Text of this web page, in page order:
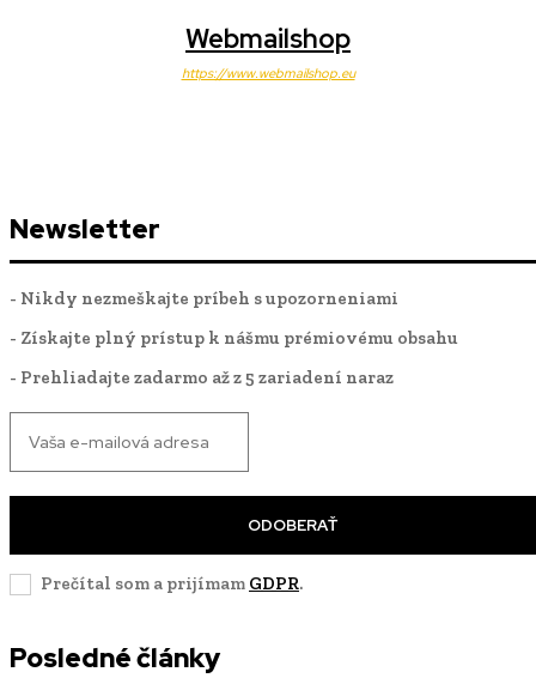
Webmailshop
https://www.webmailshop.eu
Newsletter
- Nikdy nezmeškajte príbeh s upozorneniami
- Získajte plný prístup k nášmu prémiovému obsahu
- Prehliadajte zadarmo až z 5 zariadení naraz
ODOBERAŤ
Prečítal som a prijímam GDPR.
Posledné články